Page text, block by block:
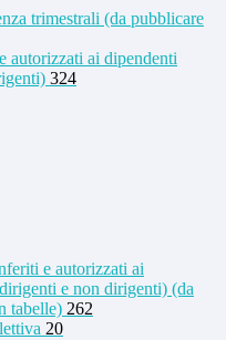
trimestrali (da pubblicare
autorizzati ai dipendenti
324
e autorizzati ai
e non dirigenti) (da
tabelle) 262
20